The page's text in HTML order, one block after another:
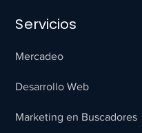
Servicios
Mercadeo
Desarrollo Web
Marketing en Buscadores